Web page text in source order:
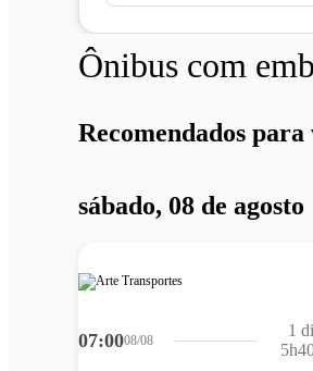
Ônibus com
Recomendados para
sábado, 08 de agosto
07:0008/08
1